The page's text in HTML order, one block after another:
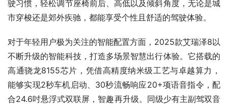
驶习惯，轻松调节座椅前后、高低以及倾斜角度，无论是城
市穿梭还是郊外疾驰，都能享受个性且舒适的驾驶体验。
对于年轻用户极为关注的智能配置方面，2025款艾瑞泽8以
不断升级的智能科技，打造多场景智慧出行体验。它搭载的
高通骁龙8155芯片，凭借高精度纳米级工艺与卓越算力，
能够实现2秒车机启动、30秒流畅响应20+项语音指令，配
合24.6吋悬浮式双联屏，智趣再升级。同级少有主副驾双音